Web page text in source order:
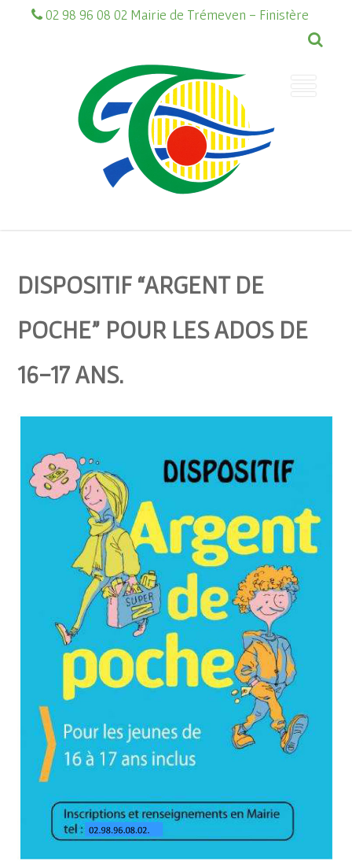
02 98 96 08 02 Mairie de Trémeven - Finistère
DISPOSITIF “ARGENT DE
POCHE” POUR LES ADOS DE
16-17 ANS.